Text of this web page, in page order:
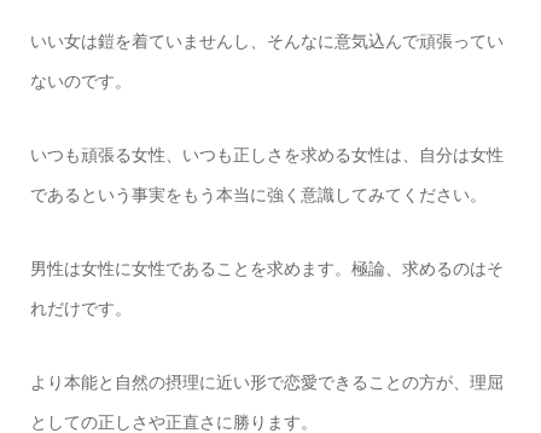
いい女は鎧を着ていませんし、そんなに意気込んで頑張ってい
ないのです。
いつも頑張る女性、いつも正しさを求める女性は、自分は女性
であるという事実をもう本当に強く意識してみてください。
男性は女性に女性であることを求めます。極論、求めるのはそ
れだけです。
より本能と自然の摂理に近い形で恋愛できることの方が、理屈
としての正しさや正直さに勝ります。